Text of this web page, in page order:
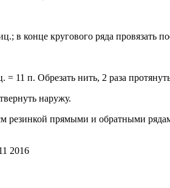
в конце кругового ряда
= 11 п. Обрезать нить, 2 раза
наружу.
резинкой прямыми и обратными
2016